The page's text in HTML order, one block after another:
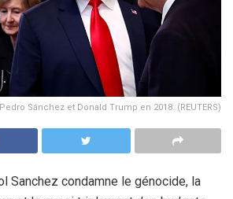
Sánchez et Donald Trump en 2018. (REUTERS)
Sanchez condamne le génocide, la